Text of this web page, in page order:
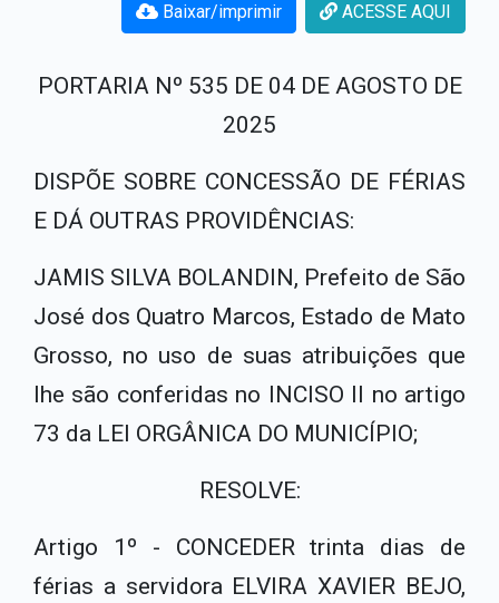
ACESSE AQUI
Baixar/imprimir
PORTARIA Nº 535 DE 04 DE AGOSTO DE
2025
DISPÕE SOBRE CONCESSÃO DE FÉRIAS
E DÁ OUTRAS PROVIDÊNCIAS:
JAMIS SILVA BOLANDIN, Prefeito de São
José dos Quatro Marcos, Estado de Mato
Grosso, no uso de suas atribuições que
lhe são conferi­das no INCISO II no artigo
73 da LEI ORGÂNICA DO MUNICÍPIO;
RESOLVE:
Artigo 1º - CONCEDER trinta dias de
férias a servidora ELVIRA XAVIER BEJO,